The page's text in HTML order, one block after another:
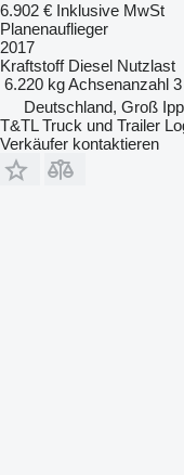
6.902 € Inklusive MwSt
Planenauflieger
2017
Kraftstoff Diesel Nutzlast
6.220 kgAchsenanzahl 3
Deutschland, Groß
T&TL Truck und Trailer
Verkäufer kontaktieren